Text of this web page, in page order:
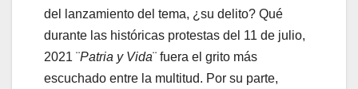
del lanzamiento del tema, ¿su delito? Qué
durante las históricas protestas del 11 de julio,
2021 ¨Patria y Vida¨ fuera el grito más
escuchado entre la multitud. Por su parte,